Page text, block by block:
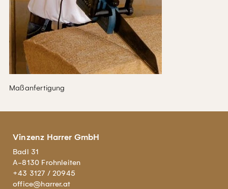
Maßanfertigung
Vinzenz Harrer GmbH
Badl 31
A-8130 Frohnleiten
+43 3127 / 20945
office@harrer.at